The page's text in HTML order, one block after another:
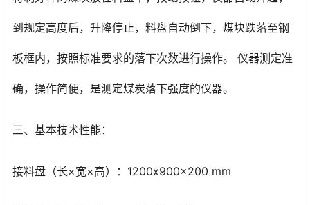
到规定高度后，升降停止，料盘自动倒下，煤块跌落至钢
板框内，按照标准要求的落下次数进行操作。 仪器测定准
确，操作简便，是测定煤炭落下强度的仪器。
三、基本技术性能：
接料盘（长×宽×高）：1200x900x200 mm